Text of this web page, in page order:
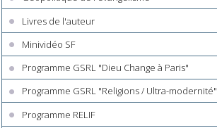
Livres de l'auteur
Minividéo SF
Programme GSRL "Dieu Change à Paris"
Programme GSRL "Religions / Ultra-modernité"
Programme RELIF